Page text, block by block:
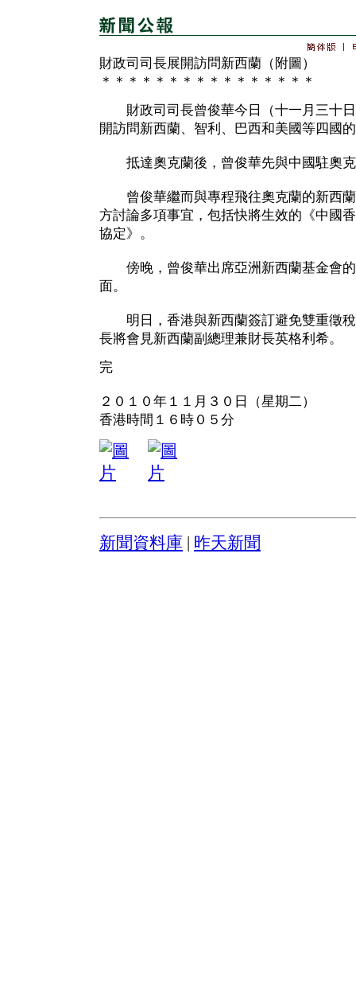
財政司司長展開訪問新西蘭（附圖）
＊＊＊＊＊＊＊＊＊＊＊＊＊＊＊＊
財政司司長曾俊華今日（十一月三十日
開訪問新西蘭、智利、巴西和美國等四國
抵達奧克蘭後，曾俊華先與中國駐奧克
曾俊華繼而與專程飛往奧克蘭的新西蘭
方討論多項事宜，包括快將生效的《中國
協定》。
傍晚，曾俊華出席亞洲新西蘭基金會的
面。
明日，香港與新西蘭簽訂避免雙重徵稅
長將會見新西蘭副總理兼財長英格利希。
完
２０１０年１１月３０日（星期二）
香港時間１６時０５分
新聞資料庫 昨天新聞